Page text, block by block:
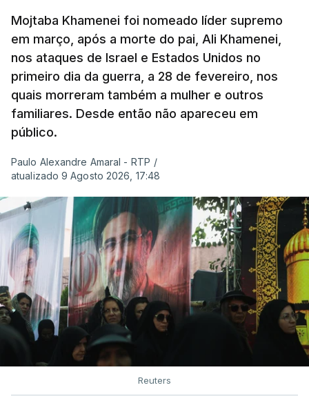
Mojtaba Khamenei foi nomeado líder supremo
em março, após a morte do pai, Ali Khamenei,
nos ataques de Israel e Estados Unidos no
primeiro dia da guerra, a 28 de fevereiro, nos
quais morreram também a mulher e outros
familiares. Desde então não apareceu em
público.
Paulo Alexandre Amaral - RTP /
atualizado 9 Agosto 2026, 17:48
Reuters